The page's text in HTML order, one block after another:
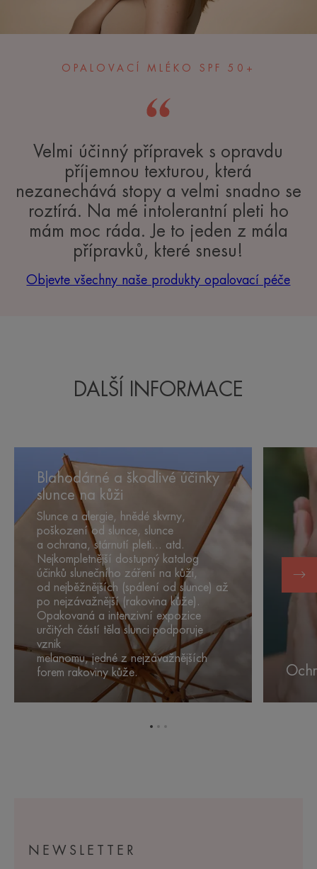
OPALOVACÍ MLÉKO SPF 50+
Velmi účinný přípravek s opravdu
příjemnou texturou, která
nezanechává stopy a velmi snadno se
roztírá. Na mé intolerantní pleti ho
mám moc ráda. Je to jeden z mála
přípravků, které snesu!
Objevte všechny naše produkty opalovací péče
DALŠÍ INFORMACE
Blahodárné
a škodlivé
účinky
slunce
na
Blahodárné a škodlivé účinky
slunce na kůži
Slunce a alergie, hnědé skvrny,
poškození od slunce, slunce
a ochrana, stárnutí pleti... atd.
Nejkompletnější dostupný katalog
účinků slunečního záření na kůži,
od nejběžnějších (spálení od slunce) až
po nejzávažnější (rakovina kůže).
Opakovaná a intenzivní expozice
určitých částí těla slunci podporuje
vznik
melanomu, jedné z nejzávažnějších
forem rakoviny kůže.
pokožky
NEWSLETTER